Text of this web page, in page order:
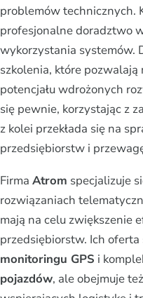
problemów technicznych.
profesjonalne doradztwo
wykorzystania systemów.
szkolenia, które
potencjału wdrożonych
się pewnie, korzystając z
z kolei przekłada się na
przedsiębiorstw i
Firma Atrom specjalizuje
rozwiązaniach
mają na celu zwiększenie
przedsiębiorstw. Ich oferta
monitoringu GPS i
pojazdów, ale obejmuje